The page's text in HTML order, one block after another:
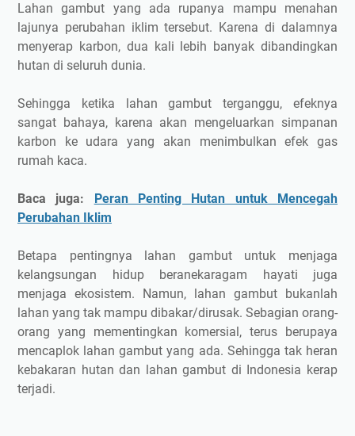
Lahan gambut yang ada rupanya mampu menahan
lajunya perubahan iklim tersebut. Karena di dalamnya
menyerap karbon, dua kali lebih banyak dibandingkan
hutan di seluruh dunia.
Sehingga ketika lahan gambut terganggu, efeknya
sangat bahaya, karena akan mengeluarkan simpanan
karbon ke udara yang akan menimbulkan efek gas
rumah kaca.
Baca juga:
Peran Penting Hutan untuk Mencegah
Perubahan Iklim
Betapa pentingnya lahan gambut untuk menjaga
kelangsungan hidup beranekaragam hayati juga
menjaga ekosistem. Namun, lahan gambut bukanlah
lahan yang tak mampu dibakar/dirusak. Sebagian orang-
orang yang mementingkan komersial, terus berupaya
mencaplok lahan gambut yang ada. Sehingga tak heran
kebakaran hutan dan lahan gambut di Indonesia kerap
terjadi.